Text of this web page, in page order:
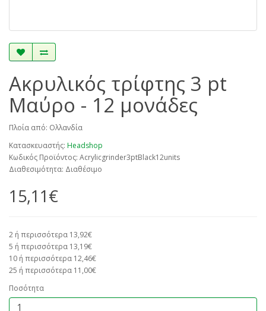
Ακρυλικός τρίφτης 3 pt
Μαύρο - 12 μονάδες
Πλοία από: Ολλανδία
Κατασκευαστής: Headshop
Κωδικός Προϊόντος: Acrylicgrinder3ptBlack12units
Διαθεσιμότητα: Διαθέσιμο
15,11€
2 ή περισσότερα 13,92€
5 ή περισσότερα 13,19€
10 ή περισσότερα 12,46€
25 ή περισσότερα 11,00€
Ποσότητα